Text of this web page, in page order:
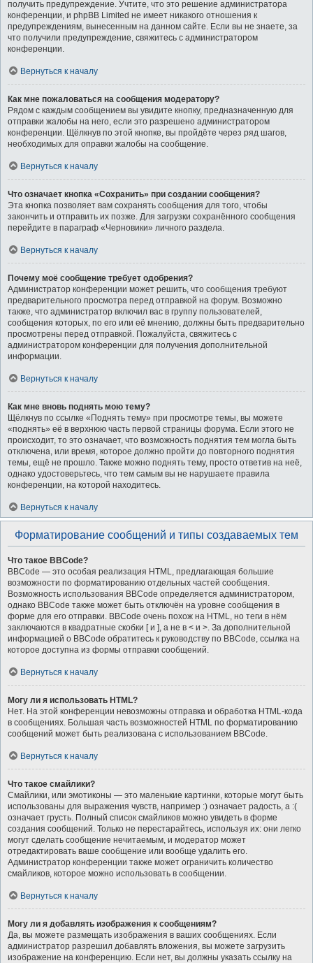
получить предупреждение. Учтите, что это решение администратора
конференции, и phpBB Limited не имеет никакого отношения к
предупреждениям, вынесенным на данном сайте. Если вы не знаете, за
что получили предупреждение, свяжитесь с администратором
конференции.
Вернуться к началу
Как мне пожаловаться на сообщения модератору?
Рядом с каждым сообщением вы увидите кнопку, предназначенную для
отправки жалобы на него, если это разрешено администратором
конференции. Щёлкнув по этой кнопке, вы пройдёте через ряд шагов,
необходимых для оправки жалобы на сообщение.
Вернуться к началу
Что означает кнопка «Сохранить» при создании сообщения?
Эта кнопка позволяет вам сохранять сообщения для того, чтобы
закончить и отправить их позже. Для загрузки сохранённого сообщения
перейдите в параграф «Черновики» личного раздела.
Вернуться к началу
Почему моё сообщение требует одобрения?
Администратор конференции может решить, что сообщения требуют
предварительного просмотра перед отправкой на форум. Возможно
также, что администратор включил вас в группу пользователей,
сообщения которых, по его или её мнению, должны быть предварительно
просмотрены перед отправкой. Пожалуйста, свяжитесь с
администратором конференции для получения дополнительной
информации.
Вернуться к началу
Как мне вновь поднять мою тему?
Щёлкнув по ссылке «Поднять тему» при просмотре темы, вы можете
«поднять» её в верхнюю часть первой страницы форума. Если этого не
происходит, то это означает, что возможность поднятия тем могла быть
отключена, или время, которое должно пройти до повторного поднятия
темы, ещё не прошло. Также можно поднять тему, просто ответив на неё,
однако удостоверьтесь, что тем самым вы не нарушаете правила
конференции, на которой находитесь.
Вернуться к началу
Форматирование сообщений и типы создаваемых тем
Что такое BBCode?
BBCode — это особая реализация HTML, предлагающая большие
возможности по форматированию отдельных частей сообщения.
Возможность использования BBCode определяется администратором,
однако BBCode также может быть отключён на уровне сообщения в
форме для его отправки. BBCode очень похож на HTML, но теги в нём
заключаются в квадратные скобки [ и ], а не в < и >. За дополнительной
информацией о BBCode обратитесь к руководству по BBCode, ссылка на
которое доступна из формы отправки сообщений.
Вернуться к началу
Могу ли я использовать HTML?
Нет. На этой конференции невозможны отправка и обработка HTML-кода
в сообщениях. Большая часть возможностей HTML по форматированию
сообщений может быть реализована с использованием BBCode.
Вернуться к началу
Что такое смайлики?
Смайлики, или эмотиконы — это маленькие картинки, которые могут быть
использованы для выражения чувств, например :) означает радость, а :(
означает грусть. Полный список смайликов можно увидеть в форме
создания сообщений. Только не перестарайтесь, используя их: они легко
могут сделать сообщение нечитаемым, и модератор может
отредактировать ваше сообщение или вообще удалить его.
Администратор конференции также может ограничить количество
смайликов, которое можно использовать в сообщении.
Вернуться к началу
Могу ли я добавлять изображения к сообщениям?
Да, вы можете размещать изображения в ваших сообщениях. Если
администратор разрешил добавлять вложения, вы можете загрузить
изображение на конференцию. Если нет, вы должны указать ссылку на